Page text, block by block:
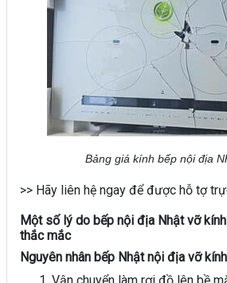
Bảng giá kính bếp nội địa
>> Hãy liên hệ ngay để được hỗ tợ
Một số lý do bếp nội địa Nhật vỡ
thắc mắc
Nguyên nhân bếp Nhật nội địa vỡ kính
Vận chuyển làm rơi đồ lên bề